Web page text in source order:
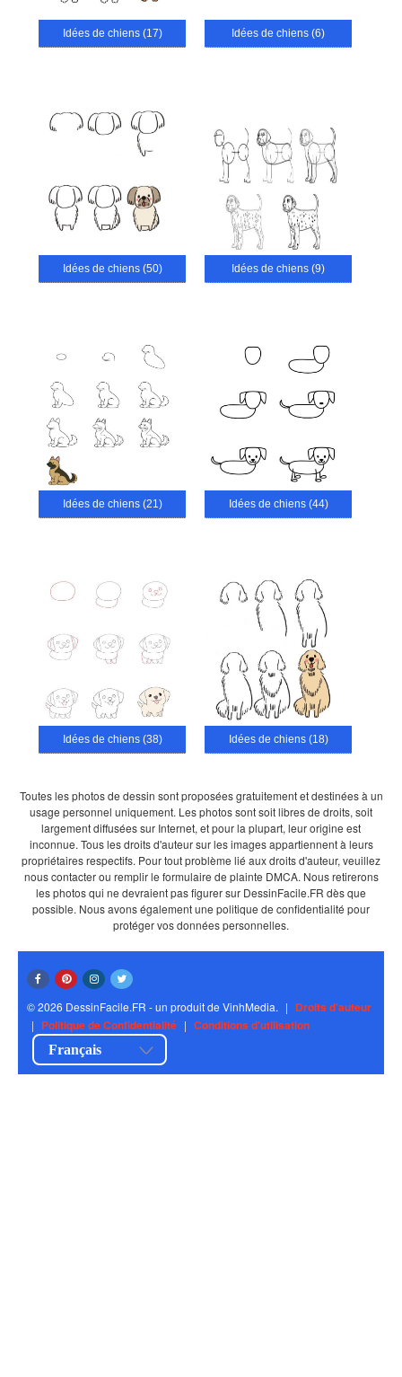
Idées de chiens (17) Idées de chiens (6)
Idées de chiens (50) Idées de chiens (9)
Idées de chiens (21) Idées de chiens (44)
Idées de chiens (38) Idées de chiens (18)
Toutes les photos de dessin sont proposées gratuitement et destinées à un
usage personnel uniquement. Les photos sont soit libres de droits, soit
largement diffusées sur Internet, et pour la plupart, leur origine est
inconnue. Tous les droits d'auteur sur les images appartiennent à leurs
propriétaires respectifs. Pour tout problème lié aux droits d'auteur, veuillez
nous contacter ou remplir le formulaire de plainte DMCA. Nous retirerons
les photos qui ne devraient pas figurer sur DessinFacile.FR dès que
possible. Nous avons également une politique de confidentialité pour
protéger vos données personnelles.
© 2026 DessinFacile.FR - un produit de VinhMedia. | Droits d'auteur
| Politique de Confidentialité | Conditions d'utilisation
Français